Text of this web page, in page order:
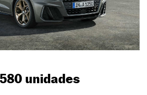
unidades